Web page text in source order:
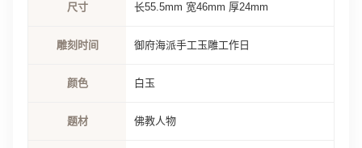
尺寸 长55.5mm 宽46mm 厚24mm
雕刻时间 御府海派手工玉雕工作日
颜色 白玉
题材 佛教人物